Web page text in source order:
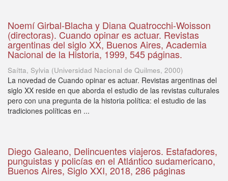
Noemí Girbal-Blacha y Diana Quatrocchi-Woisson
(directoras). Cuando opinar es actuar. Revistas
argentinas del siglo XX, Buenos Aires, Academia
Nacional de la Historia, 1999, 545 páginas.
Saítta, Sylvia (Universidad Nacional de Quilmes, 2000)
La novedad de Cuando opinar es actuar. Revistas argentinas del
siglo XX reside en que aborda el estudio de las revistas culturales
pero con una pregunta de la historia política: el estudio de las
tradiciones políticas en ...
Diego Galeano, Delincuentes viajeros. Estafadores,
punguistas y policías en el Atlántico sudamericano,
Buenos Aires, Siglo XXI, 2018, 286 páginas